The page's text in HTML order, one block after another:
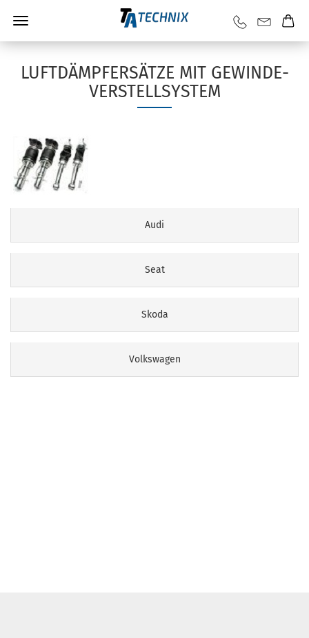
LUFTDÄMPFERSÄTZE MIT GEWINDE-
VERSTELLSYSTEM
Audi
Seat
Skoda
Volkswagen